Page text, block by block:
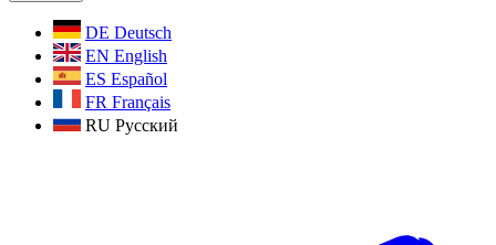
DE Deutsch
EN English
ES Español
FR Français
RU Русский